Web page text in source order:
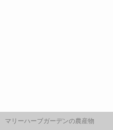
マリーハーブガーデンの農産物